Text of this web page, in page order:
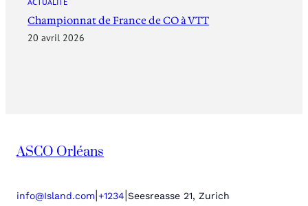
Championnat de France de CO à VTT
20 avril 2026
ASCO Orléans
info@Island.com +1234 Seesreasse 21, Zurich